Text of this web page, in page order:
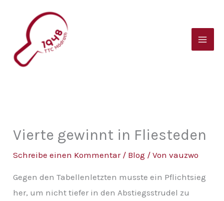
springen
Vierte gewinnt in Fliesteden
Schreibe einen Kommentar / Blog / Vonvauzwo
Gegen den Tabellenletzten musste ein Pflichtsieg
her, um nicht tiefer in den Abstiegsstrudel zu
t
c
h